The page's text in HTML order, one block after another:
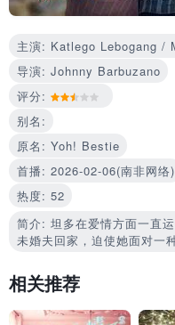
主演: Katlego Lebogang
导演: Johnny Barbuzano
评分:
别名:
原名: Yoh! Bestie
首播: 2026-02-06(南非网络)
热度: 52
简介: 坦多在爱情方面一直
未婚夫回家，迫使她面对一
相关推荐